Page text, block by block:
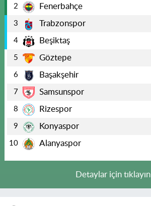
2 Fenerbahçe
3 Trabzonspor
4 Beşiktaş
5 Göztepe
6 Başakşehir
7 Samsunspor
8 Rizespor
9 Konyaspor
10 Alanyaspor
Detaylar için tıklayın